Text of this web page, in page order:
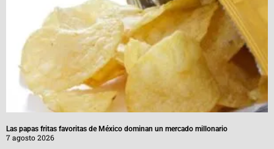
Las papas fritas favoritas de México dominan un mercado millonario
7 agosto 2026